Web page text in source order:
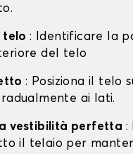
telo: Identificare la
del telo
: Posiziona il telo
ai lati.
vestibilità perfetta :
il telaio per